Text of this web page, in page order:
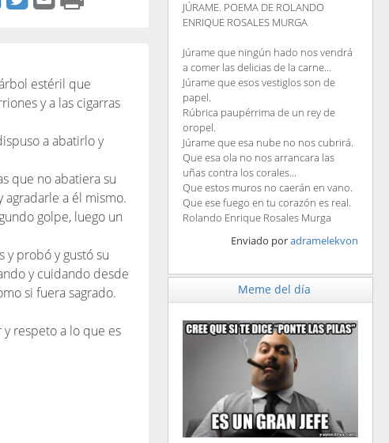
estéril que
y a las cigarras
a abatirlo y
que no abatiera su
a él mismo.
golpe, luego un
y probó y gustó su
y cuidando desde
si fuera sagrado.
respeto a lo que es
JÚRAME. POEMA DE ROLANDO
ENRIQUE ROSALES MURGA
Júrame que ningún hado nos vendrá
a comer las delicias de la carne...
Júrame que esos vestiglos son de
papel.
Rúbrica paupérrima de un rey de
oropel.
Júrame que esa nube no nos cubrirá.
Que esa ola no nos arrancara las
uñas contra los corales...
Que estos muros no caerán en vano.
Que ese fuego en tu corazón es real.
Rolando Enrique Rosales Murga
Enviado poradramelekvon
Meme del día